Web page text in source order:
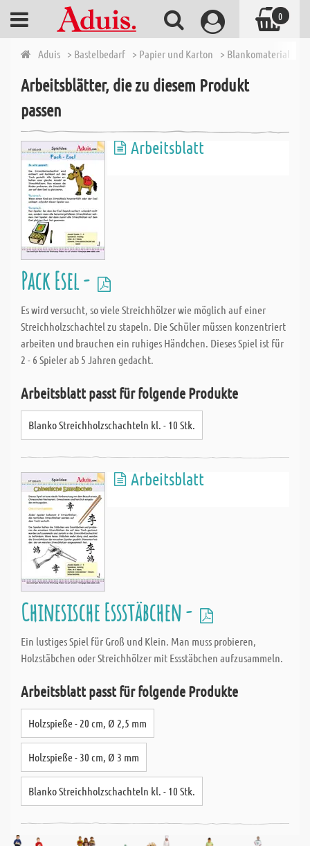
Aduis > Bastelbedarf > Papier und Karton > Blankomaterial aus
Arbeitsblätter, die zu diesem Produkt
passen
Der Zuschnittservice von Aduis umfasst alle gängigen
Materialien, wie Holzleisten, Holzbrettchen, Metallplatten. Aduis
bietet Ihnen hier einen besonderen Service, da Sie alle
Grundmaterialien für den Werkunterricht und für Ihr Bastelhobby
auf Maß geschnitten bekommen, ohne mit großem Aufwand
einen Baumarkt oder eine Tischlerei aufsuchen zu müssen.
Alle Bau- und Bastelmaterialien, die bis zu einem Längenmaß von
100 cm und Breite von 50 cm in ein Paket passen und durch
Sägeschnitte trennbar sind, können Sie bei uns als
Sondermaßzuschnitt kaufen. Wir fertigen Ihren
Sondermaßzuschnitt aus Holz und Metall millimetergenau;
vereinzelt kann es jedoch vorkommen, dass die Maßtoleranz von
einem Millimeter zum Tragen kommt.
Was uns besonders auszeichnet ist die rasche Lieferung Ihrer
Sondermaßzuschnitte; durch besondere EDV-Unterstützung
schneiden wir ca. 80 % aller Sondermaß-Bestellungen noch am
gleichen Tag zu und das alles ohne Aufpreis. Neu ist auch die
saubere und umfassende Beschriftung Ihrer Sondermaß-
Bestellungen. Jeder bestellte Zuschnitt wird eigens beschriftet,
sodass Sie jederzeit ohne selbst nachmessen zu müssen Ihren
Sondermaßzuschnitt anhand der Etikette sofort zuordnen
können.
Arbeitsblatt
Pack Esel -
Es wird versucht, so viele Streichhölzer wie möglich auf einer
Streichholzschachtel zu stapeln. Die Schüler müssen konzentriert
arbeiten und brauchen ein ruhiges Händchen. Dieses Spiel ist für
2 - 6 Spieler ab 5 Jahren gedacht.
Arbeitsblatt passt für folgende Produkte
Blanko Streichholzschachteln kl. - 10 Stk.
Arbeitsblatt
Chinesische Essstäbchen -
Ein lustiges Spiel für Groß und Klein. Man muss probieren,
Holzstäbchen oder Streichhölzer mit Essstäbchen aufzusammeln.
Arbeitsblatt passt für folgende Produkte
Holzspieße - 20 cm, Ø 2,5 mm
Holzspieße - 30 cm, Ø 3 mm
Blanko Streichholzschachteln kl. - 10 Stk.
0